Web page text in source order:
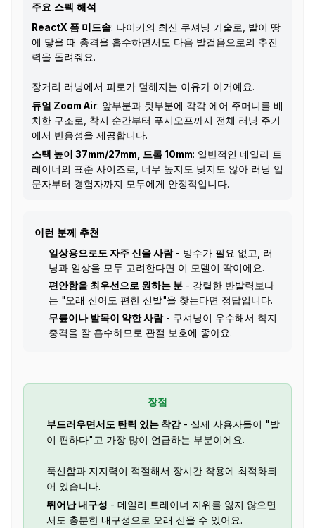
주요 스펙 해석
ReactX 폼 미드솔: 나이키의 최신 쿠셔닝 기술로, 발이 땅
에 닿을 때 충격을 흡수하면서도 다음 발걸음으로의 추진
력을 돌려줘요.
장거리 러닝에서 피로가 덜해지는 이유가 이거예요.
듀얼 Zoom Air: 앞부분과 뒷부분에 각각 에어 주머니를 배
치한 구조로, 착지 순간부터 푸시오프까지 전체 러닝 주기
에서 반응성을 제공합니다.
스택 높이 37mm/27mm, 드롭 10mm: 일반적인 데일리 트
레이너의 표준 사이즈로, 너무 높지도 낮지도 않아 러닝 입
문자부터 경험자까지 모두에게 안정적입니다.
이런 분께 추천
일상용으로도 자주 신을 사람- 방수가 필요 없고, 러
닝과 일상을 모두 고려한다면 이 모델이 딱이에요.
편안함을 최우선으로 원하는 분 - 강렬한 반발력보다
는 "오래 신어도 편한 신발"을 찾는다면 정답입니다.
무릎이나 발목이 약한 사람- 쿠셔닝이 우수해서 착지
충격을 잘 흡수하므로 관절 보호에 좋아요.
장점
부드러우면서도 탄력 있는 착감- 실제 사용자들이 "발
이 편하다"고 가장 많이 언급하는 부분이에요.
푹신함과 지지력이 적절해서 장시간 착용에 최적화되
어 있습니다.
뛰어난 내구성 - 데일리 트레이너 지위를 잃지 않으면
서도 충분한 내구성으로 오래 신을 수 있어요.